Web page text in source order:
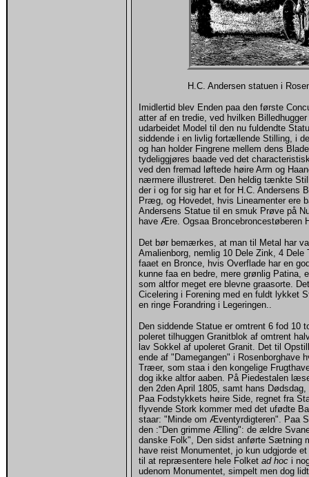
H.C. Andersen statuen i
Imidlertid blev Enden paa den første
atter af en tredie, ved hvilken
udarbeidet Model til den nu fuldendte
siddende i en livlig fortællende Stilling, i
og han holder Fingrene mellem dens
tydeliggjøres baade ved det
ved den fremad løftede høire Arm og
nærmere illustreret. Den heldig tænkte
der i og for sig har et for H.C. Andersens
Præg, og Hovedet, hvis Lineamenter ere
Andersens Statue til en smuk Prøve på
have Ære. Ogsaa Broncebroncestøberen
Det bør bemærkes, at man til Metal har
Amalienborg, nemlig 10 Dele Zink, 4
faaet en Bronce, hvis Overflade har en
kunne faa en bedre, mere grønlig
som altfor meget ere blevne graasorte.
Cicelering i Forening med en fuldt lykket
en ringe Forandring i Legeringen..
Den siddende Statue er omtrent 6 fod 10
poleret tilhuggen Granitblok af omtrent
lav Sokkel af upoleret Granit. Det til
ende af "Damegangen" i
Træer, som staa i den kongelige
dog ikke altfor aaben. På Piedestalen
den 2den April 1805, samt hans
Paa Fodstykkets høire Side, regnet fra
flyvende Stork kommer med det ufødte
staar: "Minde om Æventyrdigteren". Paa
den :"Den grimme Ælling": de ældre
danske Folk", Den sidst anførte Sætning
have reist Monumentet, jo kun udgjorde
til at repræsentere hele Folket ad hoc i
udenom Monumentet, simpelt men dog